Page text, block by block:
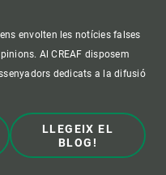
envolten les notícies falses
Al CREAF disposem
dedicats a la difusió
LLEGEIX EL
BLOG!